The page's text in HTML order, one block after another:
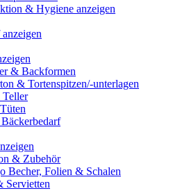
& Hygiene anzeigen
& Backformen
& Tortenspitzen/-unterlagen
Teller
& Zubehör
Becher, Folien & Schalen
Servietten